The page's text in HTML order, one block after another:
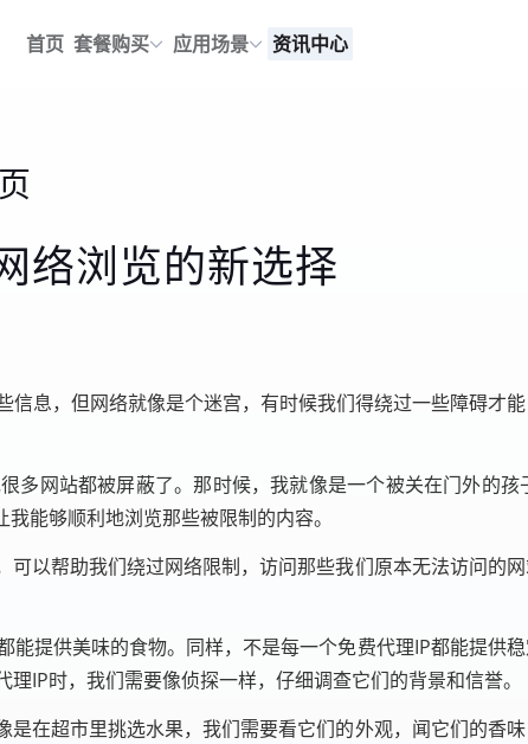
首页 套餐购买 应用场景 资讯中心
络浏览的新选择
息，但网络就像是个迷宫，有时候我们得绕过一些障碍才
多网站都被屏蔽了。那时候，我就像是一个被关在门外的
能够顺利地浏览那些被限制的内容。
以帮助我们绕过网络限制，访问那些我们原本无法访问的
提供美味的食物。同样，不是每一个免费代理IP都能提供
IP时，我们需要像侦探一样，仔细调查它们的背景和信誉。
在超市里挑选水果，我们需要看它们的外观，闻它们的香